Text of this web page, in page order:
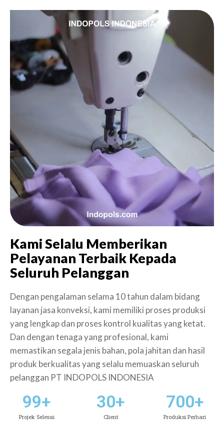
Kami Selalu Memberikan
Pelayanan Terbaik Kepada
Seluruh Pelanggan
Dengan pengalaman selama 10 tahun dalam bidang
layanan jasa konveksi, kami memiliki proses produksi
yang lengkap dan proses kontrol kualitas yang ketat.
Dan dengan tenaga yang profesional, kami
memastikan segala jenis bahan, pola jahitan dan hasil
produk berkualitas yang selalu memuaskan seluruh
pelanggan PT INDOPOLS INDONESIA
99+
Projek Selesai
30+
Client
700+
Produksi Perhari